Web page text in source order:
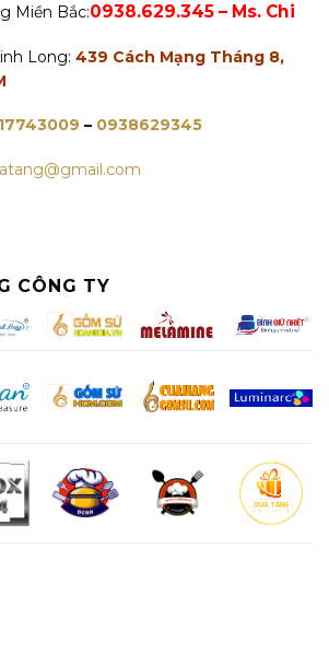
Miền Bắc:0938.629.345 – Ms. Chi
Long: 439 Cách Mạng Tháng 8,
– 0938629345
CÔNG TY